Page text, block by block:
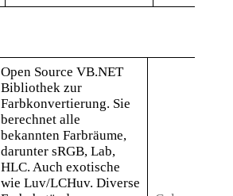
Open Source VB.NET
Bibliothek zur
Farbkonvertierung. Sie
berechnet alle
bekannten Farbräume,
darunter sRGB, Lab,
HLC. Auch exotische
wie Luv/LCHuv. Diverse